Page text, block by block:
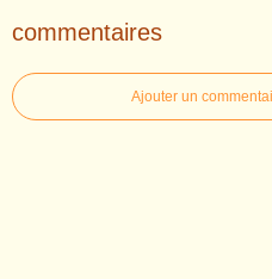
commentaires
Ajouter un